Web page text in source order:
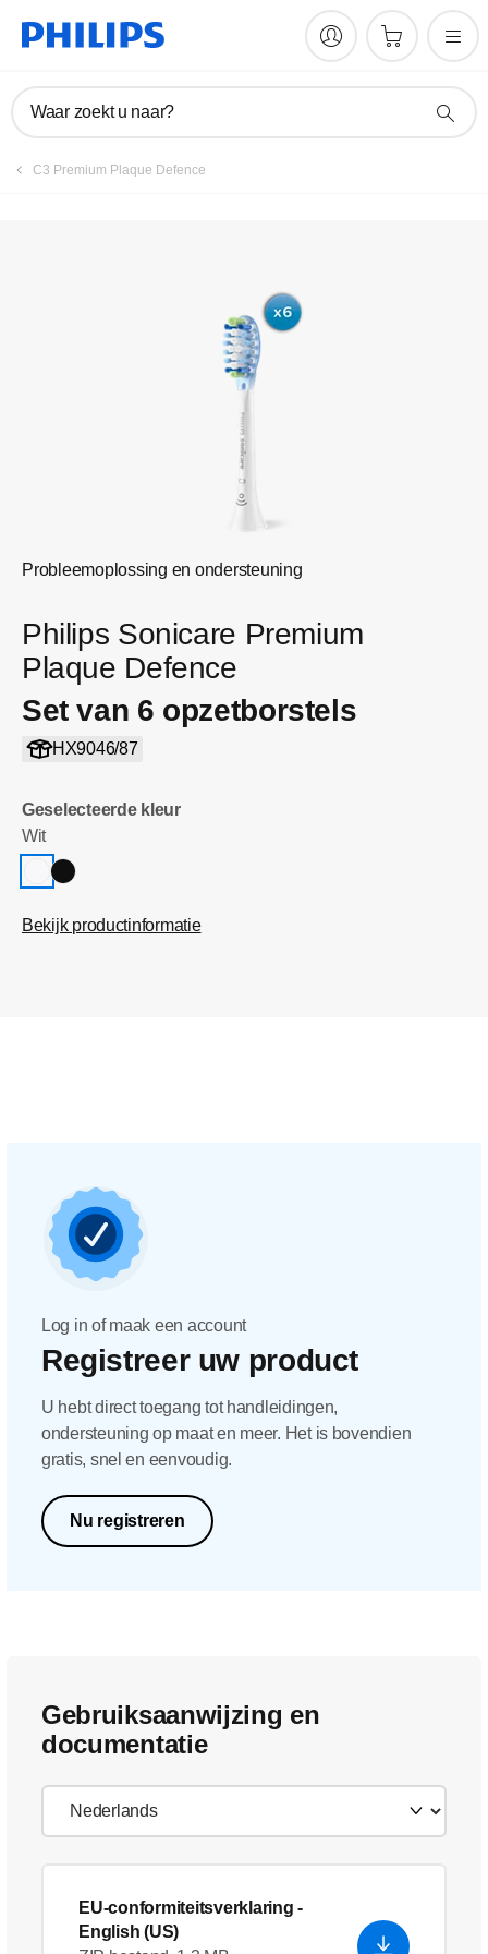
Waar zoekt u naar?
C3 Premium Plaque Defence
Probleemoplossing en ondersteuning
Philips Sonicare Premium
Plaque Defence
Set van 6 opzetborstels
HX9046/87
Geselecteerde kleur
Wit
Bekijk productinformatie
Product registreren
Log in of maak een account
Registreer uw product
U hebt direct toegang tot handleidingen,
ondersteuning op maat en meer. Het is bovendien
gratis, snel en eenvoudig.
Nu registreren
Gebruiksaanwijzing en
documentatie
EU-conformiteitsverklaring -
English (US)